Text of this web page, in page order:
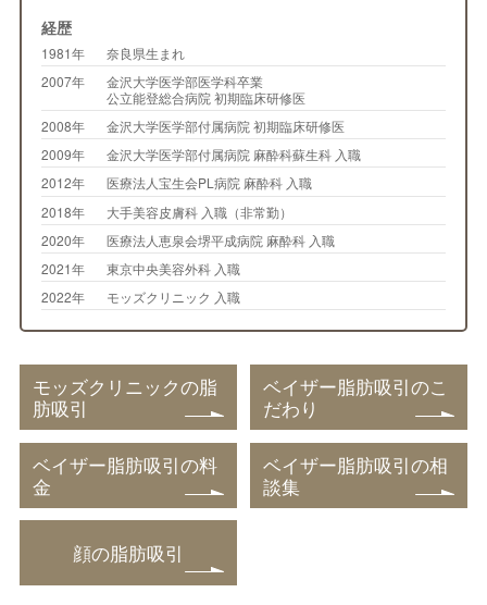
経歴
1981年
奈良県生まれ
2007年
金沢大学医学部医学科卒業
公立能登総合病院 初期臨床研修医
2008年
金沢大学医学部付属病院 初期臨床研修医
2009年
金沢大学医学部付属病院 麻酔科蘇生科 入職
2012年
医療法人宝生会PL病院 麻酔科 入職
2018年
大手美容皮膚科 入職（非常勤）
2020年
医療法人恵泉会堺平成病院 麻酔科 入職
2021年
東京中央美容外科 入職
2022年
モッズクリニック 入職
モッズクリニックの脂
肪吸引
ベイザー脂肪吸引のこ
だわり
ベイザー脂肪吸引の料
金
ベイザー脂肪吸引の相
談集
顔の脂肪吸引